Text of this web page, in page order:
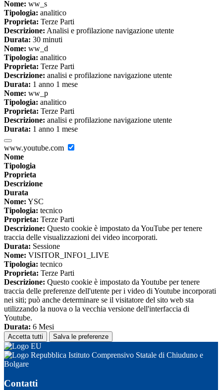
Nome: ww_s
Tipologia: analitico
Proprieta: Terze Parti
Descrizione: Analisi e profilazione navigazione utente
Durata: 30 minuti
Nome: ww_d
Tipologia: analitico
Proprieta: Terze Parti
Descrizione: analisi e profilazione navigazione utente
Durata: 1 anno 1 mese
Nome: ww_p
Tipologia: analitico
Proprieta: Terze Parti
Descrizione: analisi e profilazione navigazione utente
Durata: 1 anno 1 mese
www.youtube.com
Nome
Tipologia
Proprieta
Descrizione
Durata
Nome: YSC
Tipologia: tecnico
Proprieta: Terze Parti
Descrizione: Questo cookie è impostato da YouTube per tenere
traccia delle visualizzazioni dei video incorporati.
Durata: Sessione
Nome: VISITOR_INFO1_LIVE
Tipologia: tecnico
Proprieta: Terze Parti
Descrizione: Questo cookie è impostato da Youtube per tenere
traccia delle preferenze dell'utente per i video di Youtube incorporati
nei siti; può anche determinare se il visitatore del sito web sta
utilizzando la nuova o la vecchia versione dell'interfaccia di
Youtube.
Durata: 6 Mesi
Accetta tutti Salva le preferenze
Istituto Comprensivo Statale di Chiuduno e
Bolgare
Contatti